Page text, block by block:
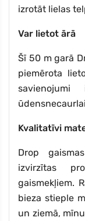
izrotāt lielas
Var lietot ārā
Šī 50 m garā
piemērota
Kvalitatīvi
Drop
izvirzītas
gaismekļiem.
bieza stieple
un ziemā,